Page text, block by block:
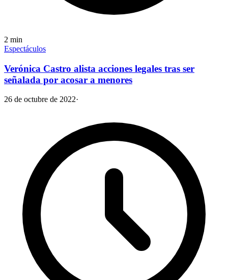
2 min
Espectáculos
Verónica Castro alista acciones legales tras ser
señalada por acosar a menores
26 de octubre de 2022·